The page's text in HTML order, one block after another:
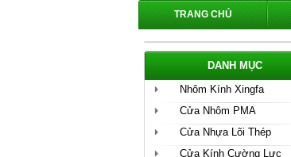
TRANG CHỦ
DANH MỤC
Nhôm Kính Xingfa
Cửa Nhôm PMA
Cửa Nhựa Lõi Thép
Cửa Kính Cường Lực